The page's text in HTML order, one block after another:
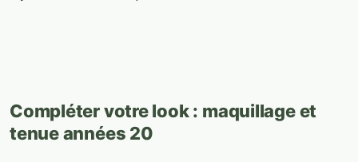
Compléter votre look : maquillage et
tenue années 20